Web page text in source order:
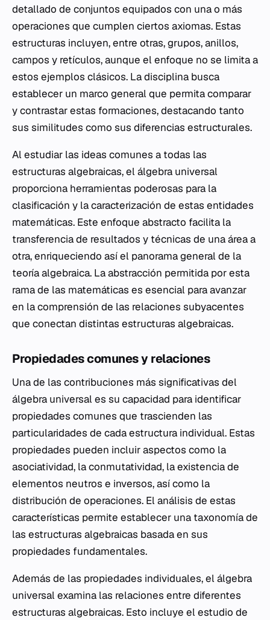
detallado de conjuntos equipados con una o más
operaciones que cumplen ciertos axiomas. Estas
estructuras incluyen, entre otras, grupos, anillos,
campos y retículos, aunque el enfoque no se limita a
estos ejemplos clásicos. La disciplina busca
establecer un marco general que permita comparar
y contrastar estas formaciones, destacando tanto
sus similitudes como sus diferencias estructurales.
Al estudiar las ideas comunes a todas las
estructuras algebraicas, el álgebra universal
proporciona herramientas poderosas para la
clasificación y la caracterización de estas entidades
matemáticas. Este enfoque abstracto facilita la
transferencia de resultados y técnicas de una área a
otra, enriqueciendo así el panorama general de la
teoría algebraica. La abstracción permitida por esta
rama de las matemáticas es esencial para avanzar
en la comprensión de las relaciones subyacentes
que conectan distintas estructuras algebraicas.
Propiedades comunes y relaciones
Una de las contribuciones más significativas del
álgebra universal es su capacidad para identificar
propiedades comunes que trascienden las
particularidades de cada estructura individual. Estas
propiedades pueden incluir aspectos como la
asociatividad, la conmutatividad, la existencia de
elementos neutros e inversos, así como la
distribución de operaciones. El análisis de estas
características permite establecer una taxonomía de
las estructuras algebraicas basada en sus
propiedades fundamentales.
Además de las propiedades individuales, el álgebra
universal examina las relaciones entre diferentes
estructuras algebraicas. Esto incluye el estudio de